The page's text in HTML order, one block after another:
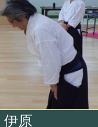
原